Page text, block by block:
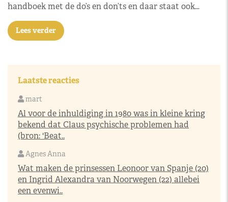
handboek met de do’s en don’ts en daar staat ook…
Lees verder
Laatste reacties
mart
Al voor de inhuldiging in 1980 was in kleine kring
bekend dat Claus psychische problemen had
(bron: 'Beat..
Agnes Anna
Wat maken de prinsessen Leonoor van Spanje (20)
en Ingrid Alexandra van Noorwegen (22) allebei
een evenwi..